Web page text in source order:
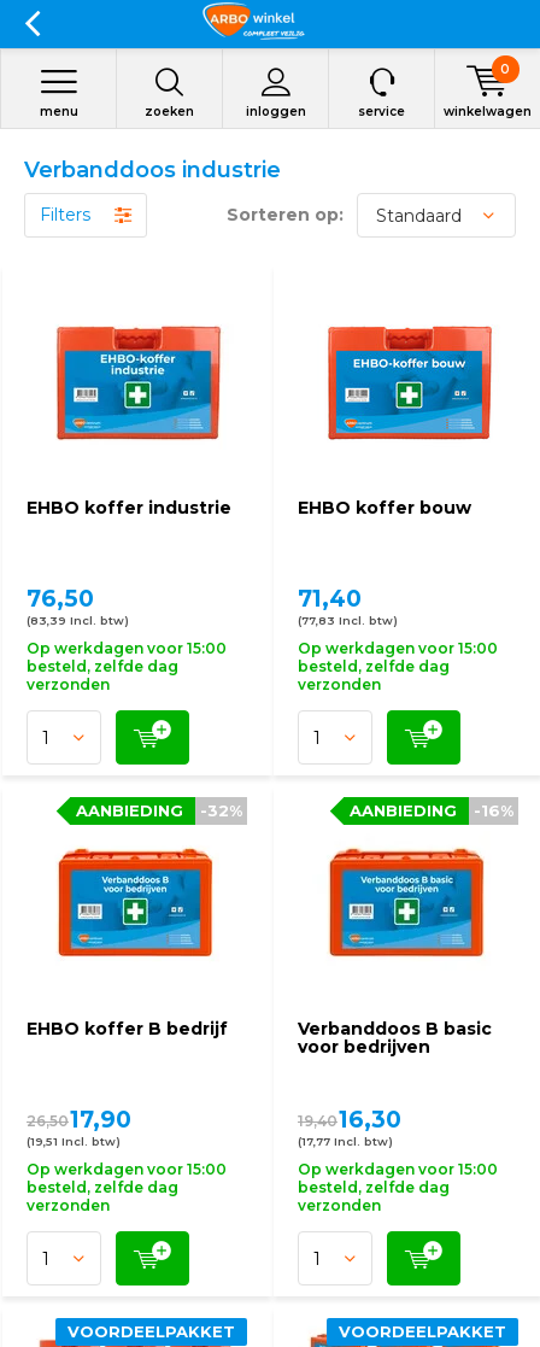
zoeken inloggen
menu service winkelwagen
0
Verbanddoos industrie
Filters Sorteren op:
EHBO koffer industrie
76,50
(83,39 Incl. btw)
Op werkdagen voor 15:00
besteld, zelfde dag
verzonden
EHBO koffer bouw
71,40
(77,83 Incl. btw)
Op werkdagen voor 15:00
besteld, zelfde dag
verzonden
EHBO koffer B bedrijf
-32%
AANBIEDING
26,5017,90
(19,51 Incl. btw)
Op werkdagen voor 15:00
besteld, zelfde dag
verzonden
Verbanddoos B basic
voor bedrijven
-16%
AANBIEDING
19,4016,30
(17,77 Incl. btw)
Op werkdagen voor 15:00
besteld, zelfde dag
verzonden
VOORDEELPAKKET VOORDEELPAKKET